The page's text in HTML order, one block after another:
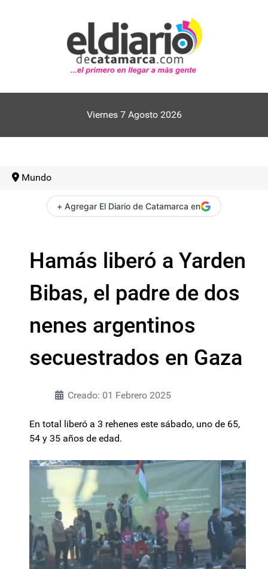
Viernes 7 Agosto 2026
Mundo
+ Agregar El Diario de Catamarca en
Hamás liberó a Yarden
Bibas, el padre de dos
nenes argentinos
secuestrados en Gaza
Creado: 01 Febrero 2025
En total liberó a 3 rehenes este sábado, uno de 65,
54 y 35 años de edad.